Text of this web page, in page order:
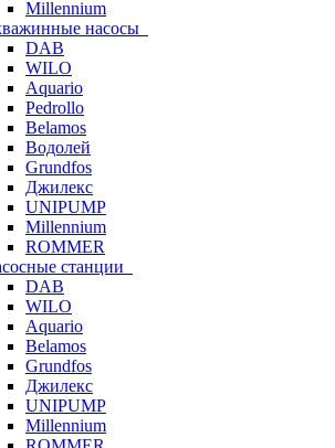
Millennium
насосы
DAB
WILO
Aquario
Pedrollo
Belamos
Водолей
Grundfos
Джилекс
UNIPUMP
Millennium
ROMMER
станции
DAB
WILO
Aquario
Belamos
Grundfos
Джилекс
UNIPUMP
Millennium